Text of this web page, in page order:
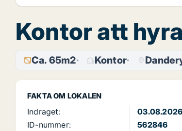
Kontor att
Ca. 65m2 Kontor
FAKTA OM LOKALEN
Indraget:
03.08.2026
ID-nummer:
562846